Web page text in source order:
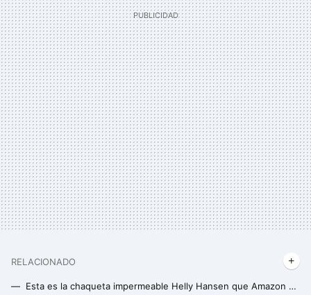
RELACIONADO
Esta es la chaqueta impermeable Helly Hansen que Amazon está liquidando al 50% y que es ideal para senderistas